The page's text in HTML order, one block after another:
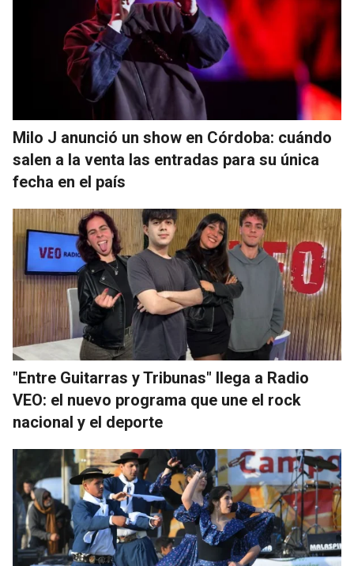
Milo J anunció un show en Córdoba: cuándo
salen a la venta las entradas para su única
fecha en el país
"Entre Guitarras y Tribunas" llega a Radio
VEO: el nuevo programa que une el rock
nacional y el deporte